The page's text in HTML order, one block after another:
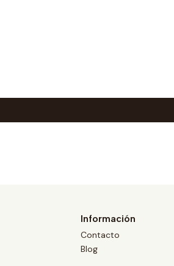
Información
Contacto
Blog